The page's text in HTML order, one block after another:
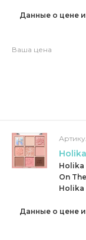
Данные о цене
Ваша цена
Holika
On
Holika
Данные о цене